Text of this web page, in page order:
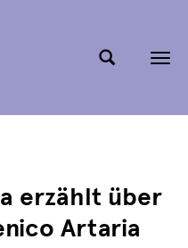
erzählt über
Artaria